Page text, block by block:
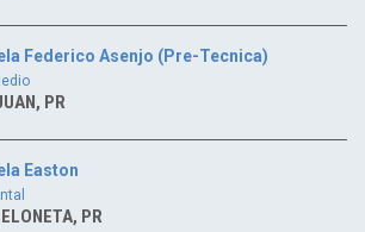
Federico Asenjo (Pre-Tecnica)
PR
Easton
PR